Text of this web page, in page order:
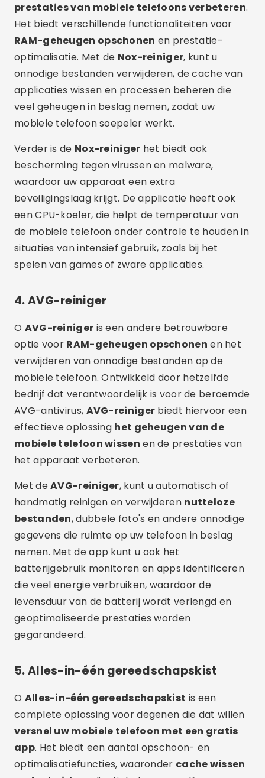
prestaties van mobiele telefoons verbeteren.
Het biedt verschillende functionaliteiten voor
RAM-geheugen opschonen en prestatie-
optimalisatie. Met de Nox-reiniger, kunt u
onnodige bestanden verwijderen, de cache van
applicaties wissen en processen beheren die
veel geheugen in beslag nemen, zodat uw
mobiele telefoon soepeler werkt.
Verder is de Nox-reiniger het biedt ook
bescherming tegen virussen en malware,
waardoor uw apparaat een extra
beveiligingslaag krijgt. De applicatie heeft ook
een CPU-koeler, die helpt de temperatuur van
de mobiele telefoon onder controle te houden in
situaties van intensief gebruik, zoals bij het
spelen van games of zware applicaties.
4.AVG-reiniger
O AVG-reiniger is een andere betrouwbare
optie voor RAM-geheugen opschonen en het
verwijderen van onnodige bestanden op de
mobiele telefoon. Ontwikkeld door hetzelfde
bedrijf dat verantwoordelijk is voor de beroemde
AVG-antivirus, AVG-reiniger biedt hiervoor een
effectieve oplossing het geheugen van de
mobiele telefoon wissen en de prestaties van
het apparaat verbeteren.
Met deAVG-reiniger, kunt u automatisch of
handmatig reinigen en verwijderen nutteloze
bestanden, dubbele foto's en andere onnodige
gegevens die ruimte op uw telefoon in beslag
nemen. Met de app kunt u ook het
batterijgebruik monitoren en apps identificeren
die veel energie verbruiken, waardoor de
levensduur van de batterij wordt verlengd en
geoptimaliseerde prestaties worden
gegarandeerd.
5.Alles-in-één gereedschapskist
O Alles-in-één gereedschapskist is een
complete oplossing voor degenen die dat willen
versnel uw mobiele telefoon met een gratis
app. Het biedt een aantal opschoon- en
optimalisatiefuncties, waaronder cache wissen